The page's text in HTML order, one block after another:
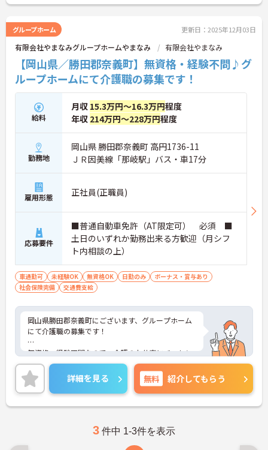
グループホーム 更新日：2025年12月03日
有限会社やまなみグループホームやまなみ 有限会社やまなみ
【岡山県／勝田郡奈義町】無資格・経験不問♪グ
ループホームにて介護職の募集です！
給料
月収 15.3万円～16.3万円程度
年収 214万円～228万円程度
勤務地
岡山県 勝田郡奈義町 高円1736-11
ＪＲ因美線「那岐駅」バス・車17分
雇用形態 正社員(正職員)
応募要件
■普通自動車免許（AT限定可） 必須 ■
土日のいずれか勤務出来る方歓迎（月シフ
ト内相談の上）
車通勤可 未経験OK 無資格OK 日勤のみ
ボーナス・賞与あり
社会保険完備
交通費支給
岡山県勝田郡奈義町にございます、グループホーム
にて介護職の募集です！
無資格・経験不問なので、介護のお仕事にチャレン
ジしたい方にもおすすめの求人です♪また、マイカ
ー通勤OKなので、通勤も楽々です◎
ご興味のある方は、マイナビ介護職までお問い合わ
せください。
詳細を見る 無料 紹介してもらう
3 件中 1-3件を表示